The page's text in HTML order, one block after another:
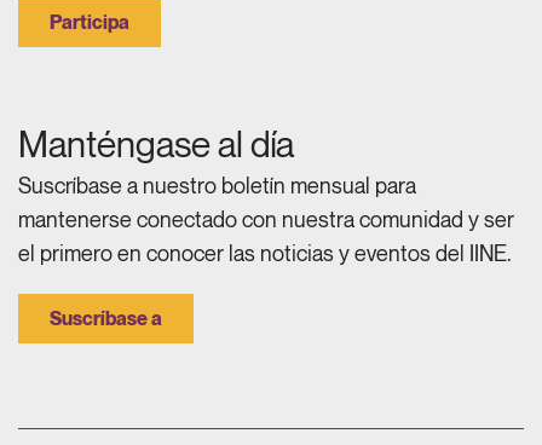
Participa
Manténgase al día
Suscríbase a nuestro boletín mensual para
mantenerse conectado con nuestra comunidad y ser
el primero en conocer las noticias y eventos del IINE.
Suscríbase a